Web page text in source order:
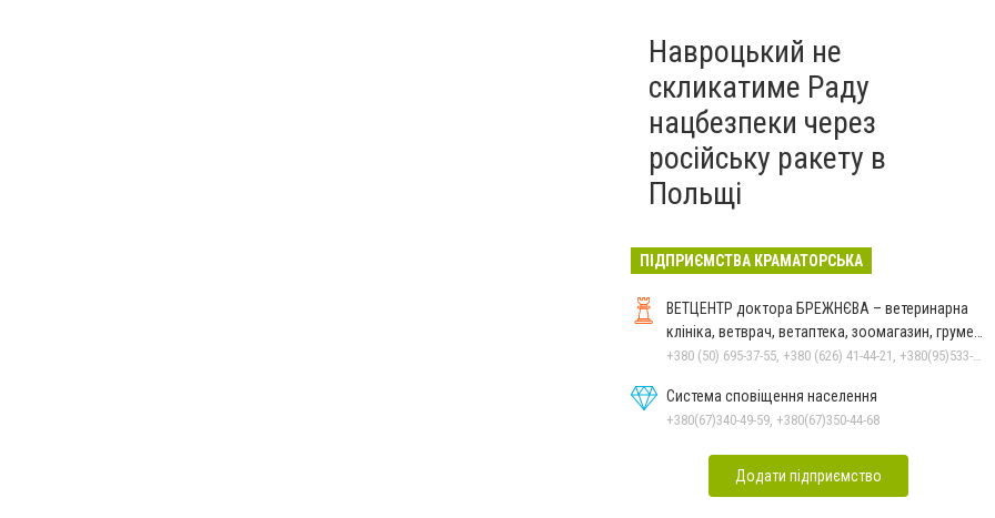
Навроцький не
скликатиме Раду
нацбезпеки через
російську ракету в
Польщі
ПІДПРИЄМСТВА КРАМАТОРСЬКА
ВЕТЦЕНТР доктора БРЕЖНЄВА – ветеринарна
клініка, ветврач, ветаптека, зоомагазин, грумер,
стрижки.
+380 (50) 695-37-55, +380 (626) 41-44-21, +380(95)533-90-03
Система сповіщення населення
+380(67)340-49-59, +380(67)350-44-68
Додати підприємство